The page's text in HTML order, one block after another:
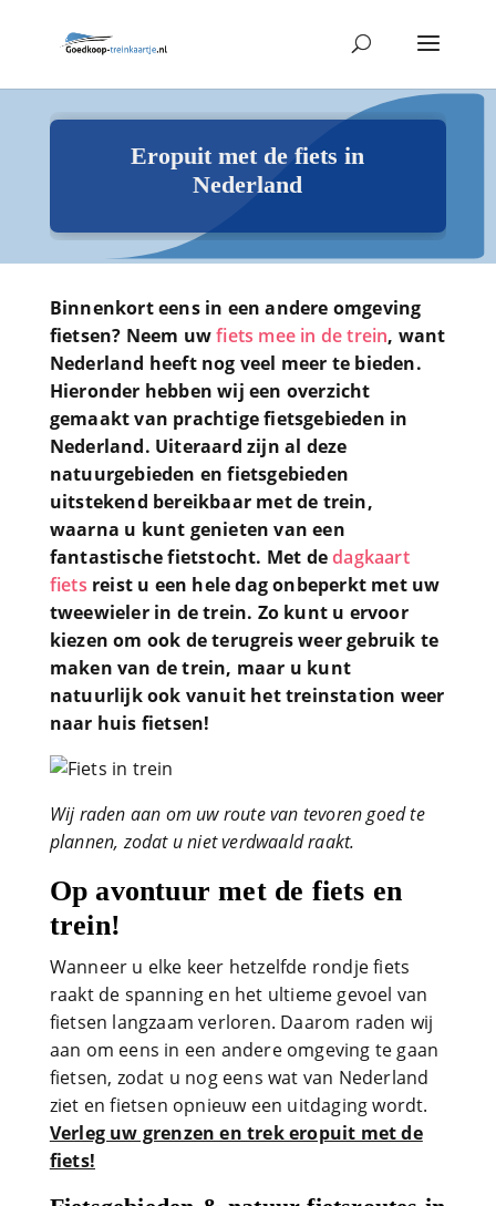
Eropuit met de fiets in
Nederland
Binnenkort eens in een andere omgeving
fietsen? Neem uwfiets mee in de trein, want
Nederland heeft nog veel meer te bieden.
Hieronder hebben wij een overzicht
gemaakt van prachtige fietsgebieden in
Nederland. Uiteraard zijn al deze
natuurgebieden en fietsgebieden
uitstekend bereikbaar met de trein,
waarna u kunt genieten van een
fantastische fietstocht. Met dedagkaart
fiets reist u een hele dag onbeperkt met uw
tweewieler in de trein. Zo kunt u ervoor
kiezen om ook de terugreis weer gebruik te
maken van de trein, maar u kunt
natuurlijk ook vanuit het treinstation weer
naar huis fietsen!
Wij raden aan om uw route van tevoren goed te
plannen, zodat u niet verdwaald raakt.
Op avontuur met de fiets en
trein!
Wanneer u elke keer hetzelfde rondje fiets
raakt de spanning en het ultieme gevoel van
fietsen langzaam verloren. Daarom raden wij
aan om eens in een andere omgeving te gaan
fietsen, zodat u nog eens wat van Nederland
ziet en fietsen opnieuw een uitdaging wordt.
Verleg uw grenzen en trek eropuit met de
fiets!